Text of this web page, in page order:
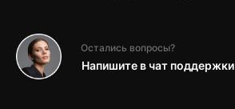
Остались вопросы?
Напишите в чат поддержки